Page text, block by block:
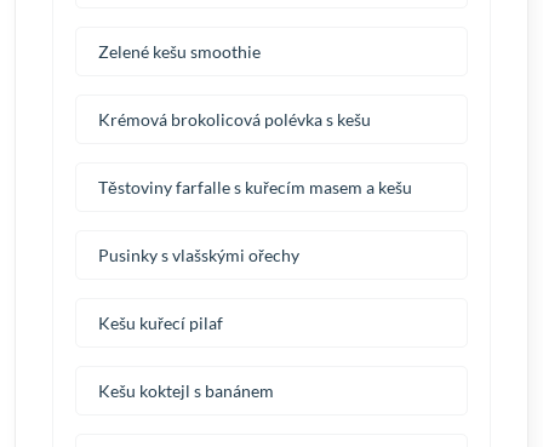
Zelené kešu smoothie
Krémová brokolicová polévka s kešu
Těstoviny farfalle s kuřecím masem a kešu
Pusinky s vlašskými ořechy
Kešu kuřecí pilaf
Kešu koktejl s banánem